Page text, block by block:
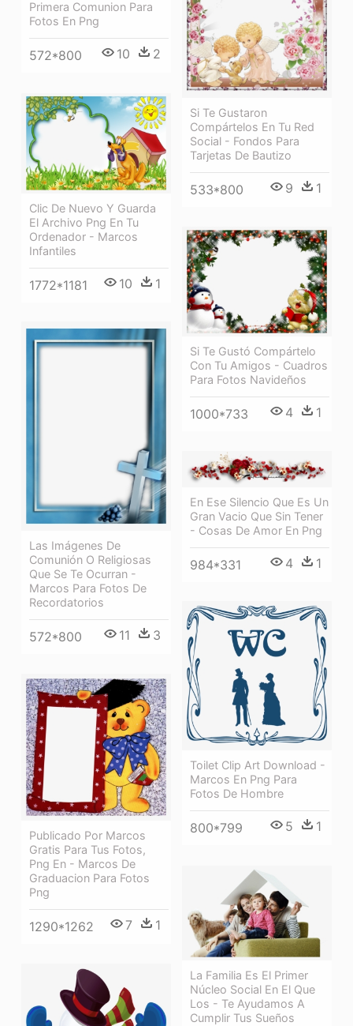
Primera Comunion Para
Fotos En Png
572*800 10 2
Si Te Gustaron
Compártelos En Tu Red
Social - Fondos Para
Tarjetas De Bautizo
533*800 9 1
Clic De Nuevo Y Guarda
El Archivo Png En Tu
Ordenador - Marcos
Infantiles
1772*1181 10 1
Si Te Gustó Compártelo
Con Tu Amigos - Cuadros
Para Fotos Navideños
1000*733 4 1
Las Imágenes De
Comunión O Religiosas
Que Se Te Ocurran -
Marcos Para Fotos De
Recordatorios
572*800 11 3
En Ese Silencio Que Es Un
Gran Vacio Que Sin Tener
- Cosas De Amor En Png
984*331 4 1
Toilet Clip Art Download -
Marcos En Png Para
Fotos De Hombre
800*799 5 1
Publicado Por Marcos
Gratis Para Tus Fotos,
Png En - Marcos De
Graduacion Para Fotos
Png
1290*1262 7 1
La Familia Es El Primer
Núcleo Social En El Que
Los - Te Ayudamos A
Cumplir Tus Sueños